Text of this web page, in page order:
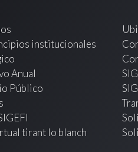
institucionales
Anual
Público
tirant lo blanch